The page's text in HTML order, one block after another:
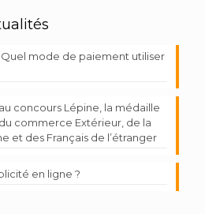
mode de paiement utiliser
concours Lépine, la médaille
commerce Extérieur, de la
et des Français de l’étranger
en ligne ?